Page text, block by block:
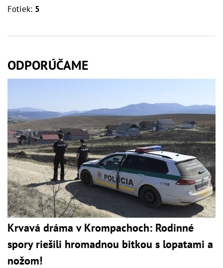
Fotiek: 5
ODPORÚČAME
Krvavá dráma v Krompachoch: Rodinné
spory riešili hromadnou bitkou s lopatami a
nožom!